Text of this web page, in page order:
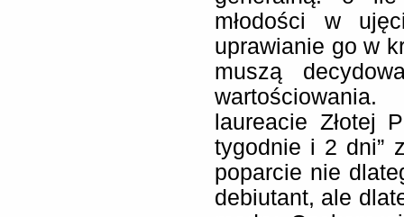
młodości w
uprawianie go w
muszą
laureacie Złotej
tygodnie i 2 dni”
poparcie nie
debiutant, ale